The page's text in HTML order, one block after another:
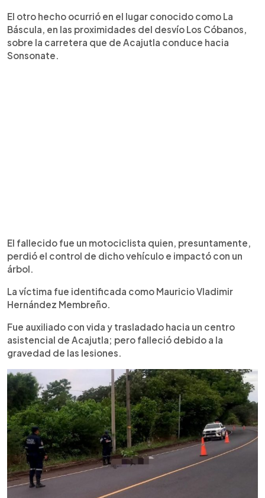
El otro hecho ocurrió en el lugar conocido como La
Báscula, en las proximidades del desvío Los Cóbanos,
sobre la carretera que de Acajutla conduce hacia
Sonsonate.
El fallecido fue un motociclista quien, presuntamente,
perdió el control de dicho vehículo e impactó con un
árbol.
La víctima fue identificada como Mauricio Vladimir
Hernández Membreño.
Fue auxiliado con vida y trasladado hacia un centro
asistencial de Acajutla; pero falleció debido a la
gravedad de las lesiones.